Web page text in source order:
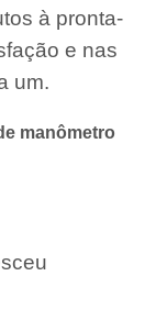
à pronta-
e nas
um.
manômetro